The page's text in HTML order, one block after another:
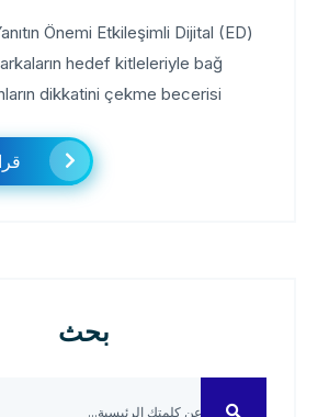
ve Yanıtın Önemi Etkileşimli Dijital (ED)
markaların hedef kitleleriyle bağ
onların dikkatini çekme becerisi...
قراءة
بحث